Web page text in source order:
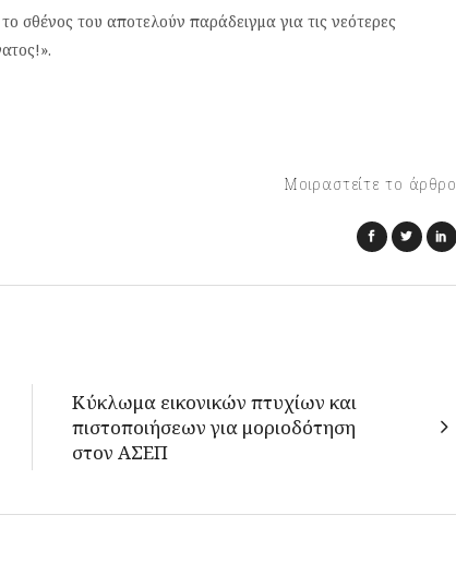
σθένος του αποτελούν παράδειγμα για τις νεότερες
Μοιραστείτε το άρθρο
Κύκλωμα εικονικών πτυχίων και
πιστοποιήσεων για μοριοδότηση
στον ΑΣΕΠ